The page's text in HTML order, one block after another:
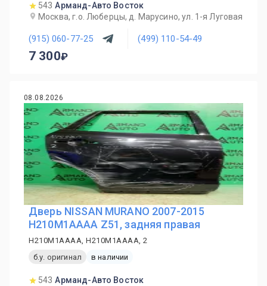
543 Арманд-Авто Восток
Москва, г.о. Люберцы, д. Марусино, ул. 1-я Луговая
(915) 060-77-25 (499) 110-54-49
7 300
08.08.2026
Дверь NISSAN MURANO 2007-2015
H210M1AAAA Z51, задняя правая
H210M1AAAA, H210M1AAAA, 2
б.у. оригинал
в наличии
543 Арманд-Авто Восток